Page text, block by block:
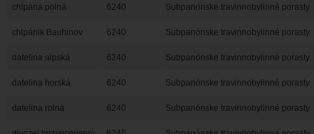
chlpana polná 6240 Subpanónske travinnobylinné porasty
chlpánik Bauhinov 6240 Subpanónske travinnobylinné porasty
datelina alpská 6240 Subpanónske travinnobylinné porasty
datelina horská 6240 Subpanónske travinnobylinné porasty
datelina rolná 6240 Subpanónske travinnobylinné porasty